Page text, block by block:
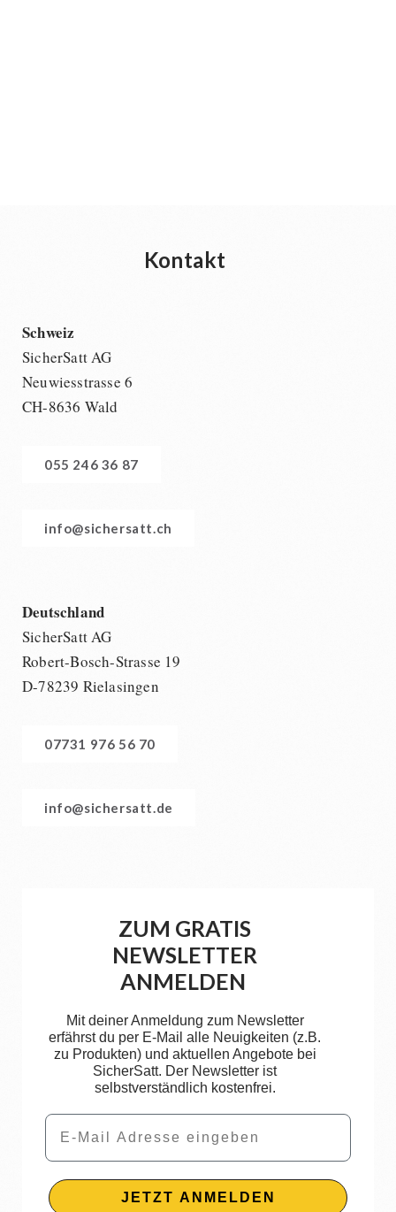
Kontakt
Schweiz
SicherSatt AG
Neuwiesstrasse 6
CH-8636 Wald
055 246 36 87
info@sichersatt.ch
Deutschland
SicherSatt AG
Robert-Bosch-Strasse 19
D-78239 Rielasingen
07731 976 56 70
info@sichersatt.de
ZUM GRATIS
NEWSLETTER
ANMELDEN
Mit deiner Anmeldung zum Newsletter
erfährst du per E-Mail alle Neuigkeiten (z.B.
zu Produkten) und aktuellen Angebote bei
SicherSatt. Der Newsletter ist
selbstverständlich kostenfrei.
Email
JETZT ANMELDEN